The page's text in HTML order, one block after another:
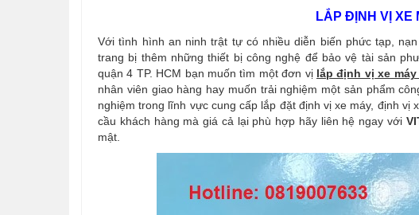
LẮP ĐỊNH VỊ XE
Với tình hình an ninh trật tự có nhiều diễn biến phức tạp,
trang bị thêm những thiết bị công nghệ để bảo vệ tài sản
quận 4 TP. HCM bạn muốn tìm một đơn vị lắp định vị xe
nhân viên giao hàng hay muốn trải nghiệm một sản phẩm
nghiệm trong lĩnh vực cung cấp lắp đặt định vị xe máy, định
cầu khách hàng mà giá cả lại phù hợp hãy liên hệ ngay với
mật.